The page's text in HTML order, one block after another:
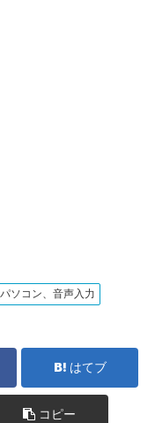
パソコン、音声入力
はてブ
コピー